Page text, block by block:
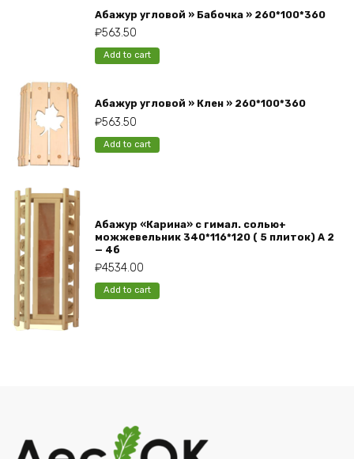
Абажур угловой » Бабочка » 260*100*360
₽563.50
Add to cart
Абажур угловой » Клен » 260*100*360
₽563.50
Add to cart
Абажур «Карина» с гимал. солью+
можжевельник 340*116*120 ( 5 плиток) А 2
— 4б
₽4534.00
Add to cart